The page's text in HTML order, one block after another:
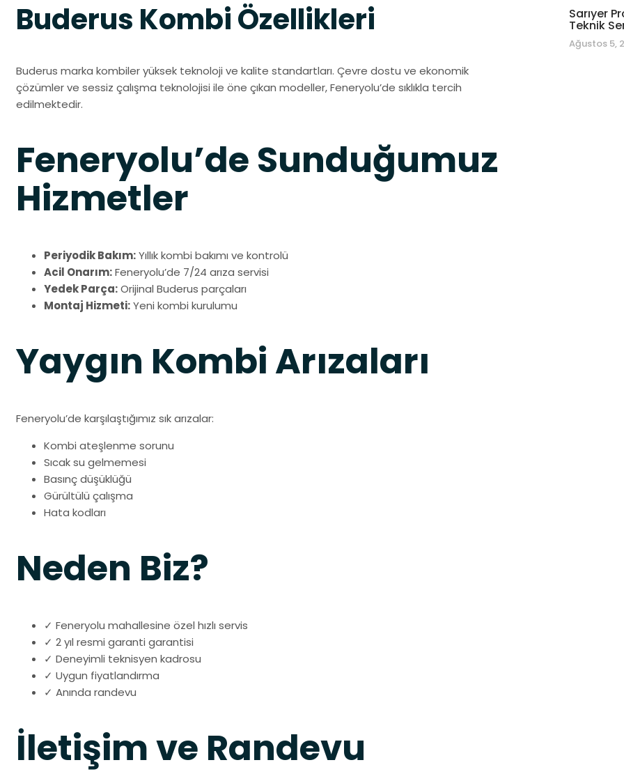
Buderus Kombi Özellikleri
Buderus marka kombiler yüksek teknoloji ve kalite standartları. Çevre dostu ve ekonomik
çözümler ve sessiz çalışma teknolojisi ile öne çıkan modeller, Feneryolu’de sıklıkla tercih
edilmektedir.
Feneryolu’de Sunduğumuz
Hizmetler
Periyodik Bakım:Yıllık kombi bakımı ve kontrolü
Acil Onarım:Feneryolu’de 7/24 arıza servisi
Yedek Parça:Orijinal Buderus parçaları
Montaj Hizmeti:Yeni kombi kurulumu
Yaygın Kombi Arızaları
Feneryolu’de karşılaştığımız sık arızalar:
Kombi ateşlenme sorunu
Sıcak su gelmemesi
Basınç düşüklüğü
Gürültülü çalışma
Hata kodları
Neden Biz?
✓ Feneryolu mahallesine özel hızlı servis
✓ 2 yıl resmi garanti garantisi
✓ Deneyimli teknisyen kadrosu
✓ Uygun fiyatlandırma
✓ Anında randevu
İletişim ve Randevu
Sarıyer
Teknik
Ağustos 5,